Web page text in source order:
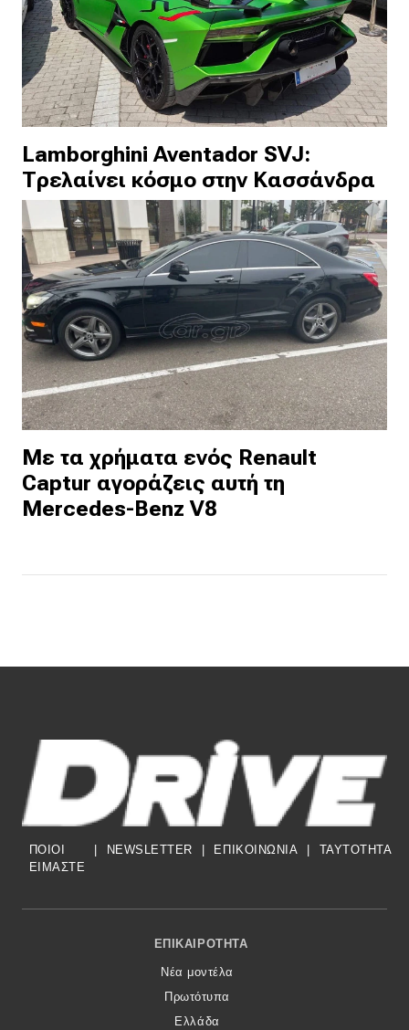
Lamborghini Aventador SVJ:
Τρελαίνει κόσμο στην Κασσάνδρα
Με τα χρήματα ενός Renault
Captur αγοράζεις αυτή τη
Mercedes-Benz V8
ΠΟΙΟΙ
ΕΙΜΑΣΤΕ
NEWSLETTER ΕΠΙΚΟΙΝΩΝΙΑ TAYTOTHTA
Footer Menu
ΕΠΙΚΑΙΡΌΤΗΤΑ
Νέα μοντέλα
Πρωτότυπα
Ελλάδα